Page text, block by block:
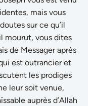
mais vous
doutes sur ce qu’il
mourut, vous dites
de Messager après
est outrancier et
les prodiges
leur soit venue,
auprès d’Allah